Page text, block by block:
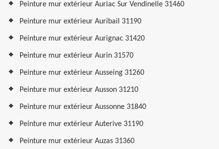
Peinture mur extérieur Auriac Sur Vendinelle 31460
Peinture mur extérieur Auribail 31190
Peinture mur extérieur Aurignac 31420
Peinture mur extérieur Aurin 31570
Peinture mur extérieur Ausseing 31260
Peinture mur extérieur Ausson 31210
Peinture mur extérieur Aussonne 31840
Peinture mur extérieur Auterive 31190
Peinture mur extérieur Auzas 31360